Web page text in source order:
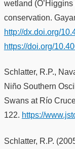
wetland
conservation.
http://dx.doi.org/
https://doi.org/
Schlatter, R.P.,
Niño Southern
Swans at Río
122. https://
Schlatter, R.P.